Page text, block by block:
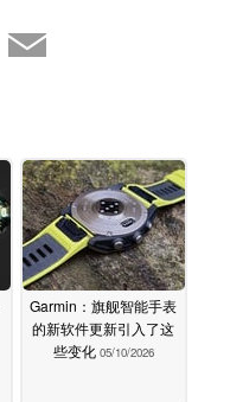
Garmin：旗舰智能手表
的新软件更新引入了这
些变化 05/10/2026